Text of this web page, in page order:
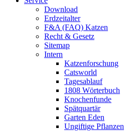
Download
Erdzeitalter
F&A (FAQ) Katzen
Recht & Gesetz
Sitemap
Intern
Katzenforschung
Catsworld
Tagesablauf
1808 Wörterbuch
Knochenfunde
Spätquartär
Garten Eden
Ungiftige Pflanzen